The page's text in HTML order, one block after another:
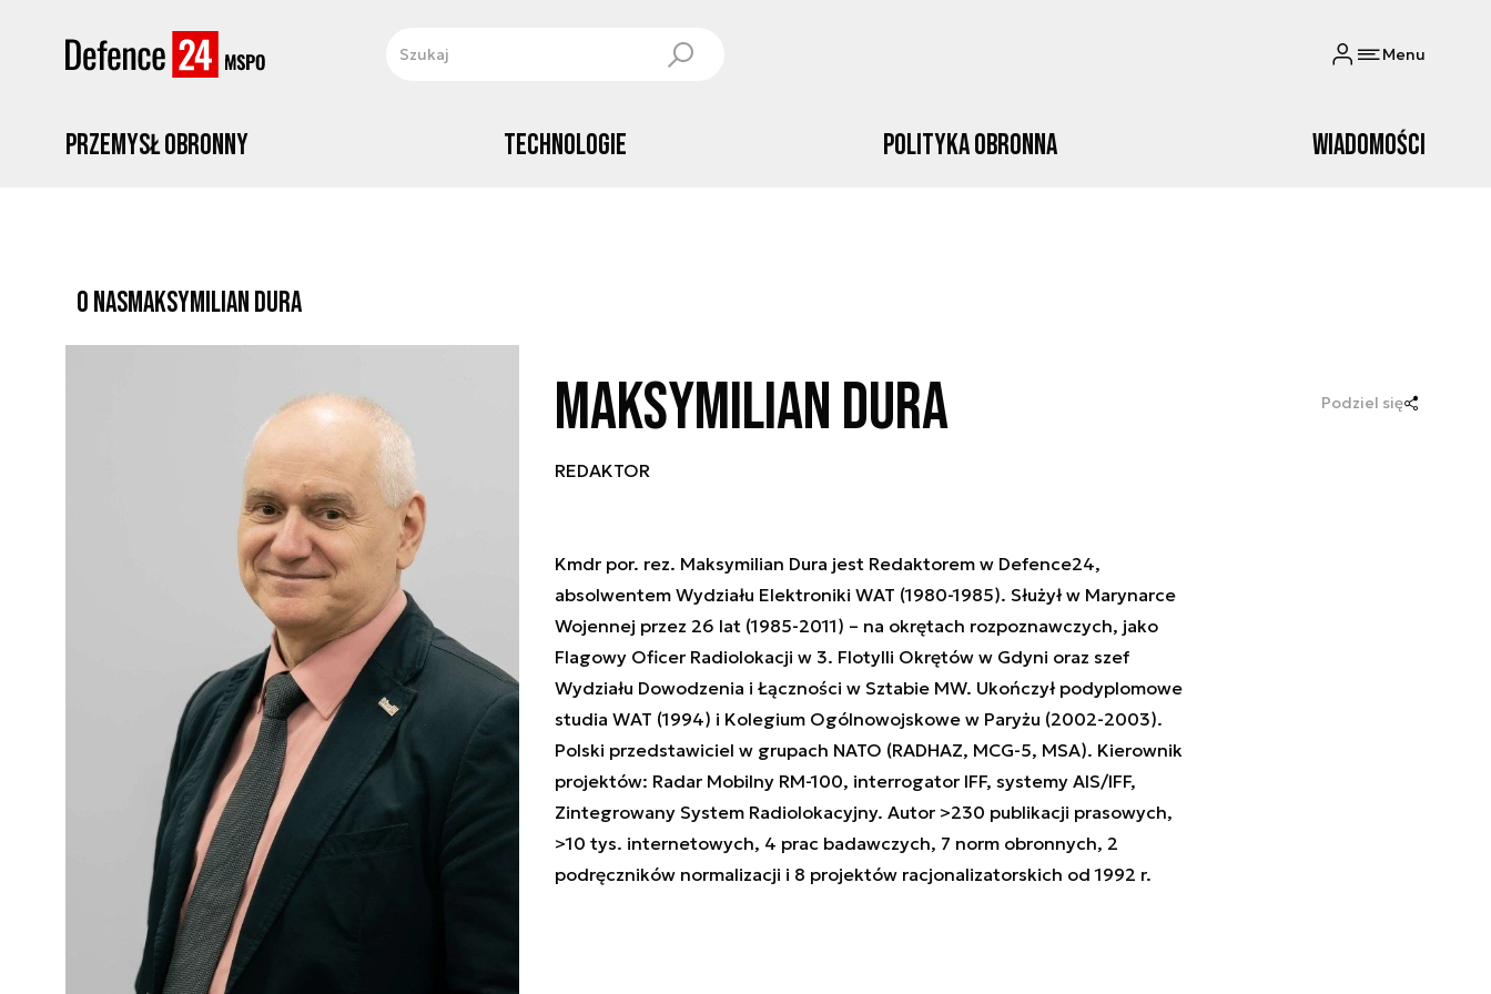
Menu
Przemysł obronny Technologie Polityka obronna Wiadomości
O NASMAKSYMILIAN DURA
Maksymilian Dura
REDAKTOR
Kmdr por. rez. Maksymilian Dura jest Redaktorem w Defence24,
absolwentem Wydziału Elektroniki WAT (1980-1985). Służył w Marynarce
Wojennej przez 26 lat (1985-2011) – na okrętach rozpoznawczych, jako
Flagowy Oficer Radiolokacji w 3. Flotylli Okrętów w Gdyni oraz szef
Wydziału Dowodzenia i Łączności w Sztabie MW. Ukończył podyplomowe
studia WAT (1994) i Kolegium Ogólnowojskowe w Paryżu (2002-2003).
Polski przedstawiciel w grupach NATO (RADHAZ, MCG-5, MSA). Kierownik
projektów: Radar Mobilny RM-100, interrogator IFF, systemy AIS/IFF,
Zintegrowany System Radiolokacyjny. Autor >230 publikacji prasowych,
>10 tys. internetowych, 4 prac badawczych, 7 norm obronnych, 2
podręczników normalizacji i 8 projektów racjonalizatorskich od 1992 r.
Podziel się